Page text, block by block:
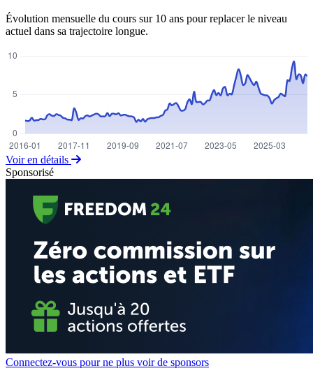
Évolution mensuelle du cours sur 10 ans pour replacer le niveau
actuel dans sa trajectoire longue.
Voir en détails
Sponsorisé
Connectez-vous pour ne plus voir de sponsors